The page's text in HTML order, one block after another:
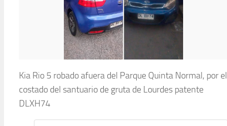
Kia Rio 5 robado afuera del Parque Quinta Normal, por el
costado del santuario de gruta de Lourdes patente
DLXH74